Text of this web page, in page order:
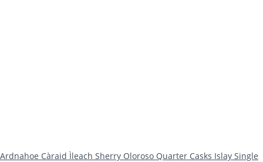
Ardnahoe Càraid Ìleach Sherry Oloroso Quarter Casks Islay Single